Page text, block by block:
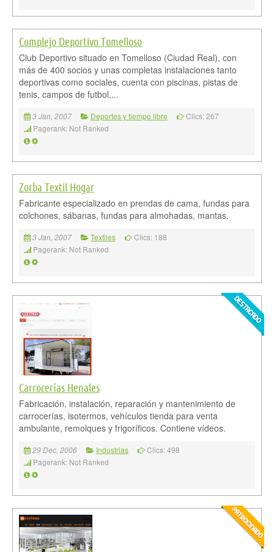
Complejo Deportivo Tomelloso
Club Deportivo situado en Tomelloso (Ciudad Real), con
más de 400 socios y unas completas instalaciones tanto
deportivas como sociales, cuenta con piscinas, pistas de
tenis, campos de futbol,...
3 Jan, 2007 Deportes y tiempo libre
Clics: 267
Pagerank: Not Ranked
Zorba Textil Hogar
Fabricante especializado en prendas de cama, fundas para
colchones, sábanas, fundas para almohadas, mantas.
3 Jan, 2007 Textiles
Clics: 188
Pagerank: Not Ranked
Carrocerías Henales
Fabricación, instalación, reparación y mantenimiento de
carrocerías, isotermos, vehículos tienda para venta
ambulante, remolques y frigoríficos. Contiene vídeos.
29 Dec, 2006 Industrias
Clics: 498
Pagerank: Not Ranked